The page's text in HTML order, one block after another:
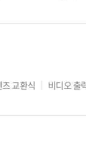
교환식
비디오 출